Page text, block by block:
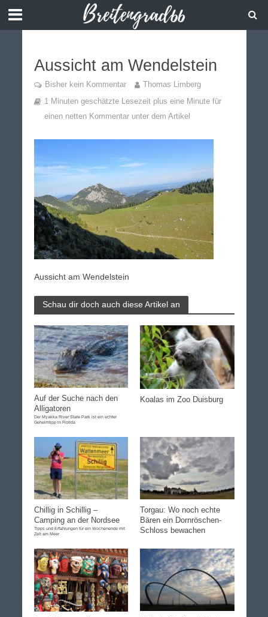
Aussicht am Wendelstein
Bisher kein Kommentar
Thomas Limberg
1 Minuten geschätzte Lesezeit plus eine Minute für
einen netten Kommentar unter dem Artikel
Aussicht am Wendelstein
Schau dir doch auch diese Artikel an
Auf der Suche nach den
Alligatoren
Der Myakka River State Park ist ein echter
Geheimtipp in Florida
Koalas im Zoo Duisburg
Chillig in Schillig –
Camping an der Nordsee
Tipps und Erfahrungen für ein Wochenende mit
Zelt am Meer
Torgau: Wo noch echte
Bären ein Dornröschen-
Schloss bewachen